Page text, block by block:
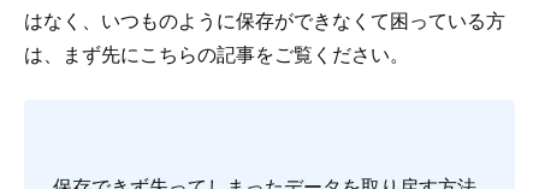
はなく、いつものように保存ができなくて困っている方
は、まず先にこちらの記事をご覧ください。